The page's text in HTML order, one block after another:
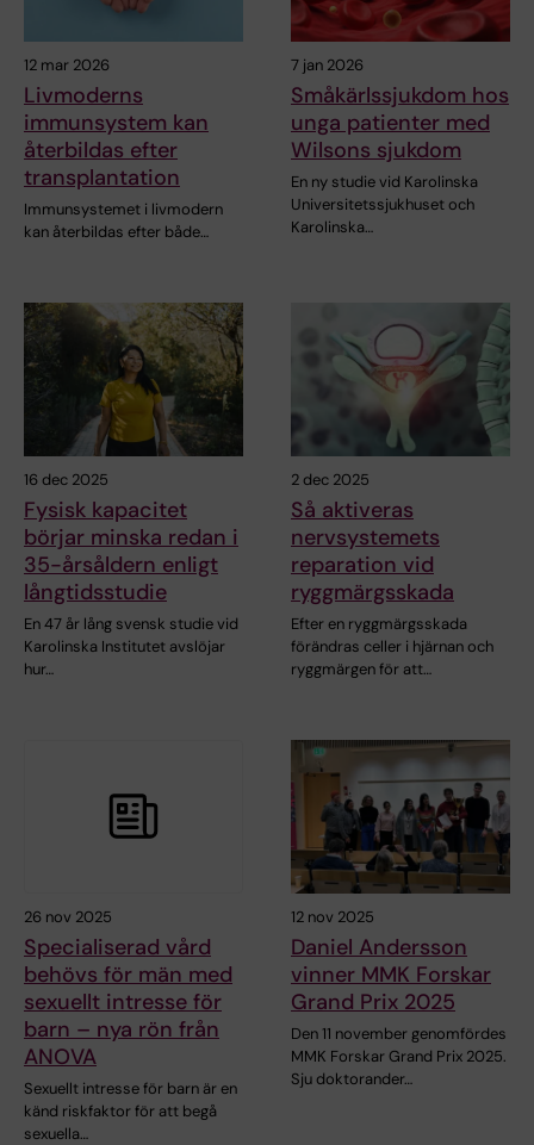
12 mar 2026
Livmoderns
immunsystem kan
återbildas efter
transplantation
Immunsystemet i livmodern
kan återbildas efter både…
7 jan 2026
Småkärlssjukdom hos
unga patienter med
Wilsons sjukdom
En ny studie vid Karolinska
Universitetssjukhuset och
Karolinska…
16 dec 2025
Fysisk kapacitet
börjar minska redan i
35-årsåldern enligt
långtidsstudie
En 47 år lång svensk studie vid
Karolinska Institutet avslöjar
hur…
2 dec 2025
Så aktiveras
nervsystemets
reparation vid
ryggmärgsskada
Efter en ryggmärgsskada
förändras celler i hjärnan och
ryggmärgen för att…
26 nov 2025
Specialiserad vård
behövs för män med
sexuellt intresse för
barn – nya rön från
ANOVA
Sexuellt intresse för barn är en
känd riskfaktor för att begå
sexuella…
12 nov 2025
Daniel Andersson
vinner MMK Forskar
Grand Prix 2025
Den 11 november genomfördes
MMK Forskar Grand Prix 2025.
Sju doktorander…